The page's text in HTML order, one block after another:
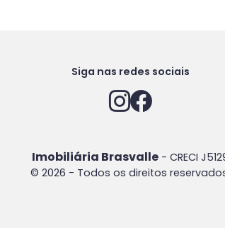
Siga nas redes sociais
Imobiliária Brasvalle - CRECI
© 2026 - Todos os direitos